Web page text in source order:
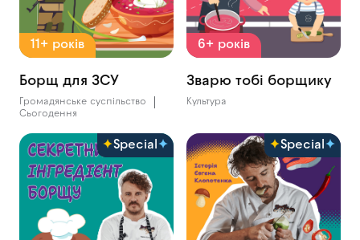
11+ років
Борщ для ЗСУ
Громадянське суспільство
Сьогодення
6+ років
Зварю тобі борщику
Культура
Special Special